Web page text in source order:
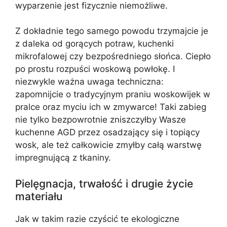
wyparzenie jest fizycznie niemożliwe.
Z dokładnie tego samego powodu trzymajcie je
z daleka od gorących potraw, kuchenki
mikrofalowej czy bezpośredniego słońca. Ciepło
po prostu rozpuści woskową powłokę. I
niezwykle ważna uwaga techniczna:
zapomnijcie o tradycyjnym praniu woskowijek w
pralce oraz myciu ich w zmywarce! Taki zabieg
nie tylko bezpowrotnie zniszczyłby Wasze
kuchenne AGD przez osadzający się i topiący
wosk, ale też całkowicie zmyłby całą warstwę
impregnującą z tkaniny.
Pielęgnacja, trwałość i drugie życie
materiału
Jak w takim razie czyścić te ekologiczne